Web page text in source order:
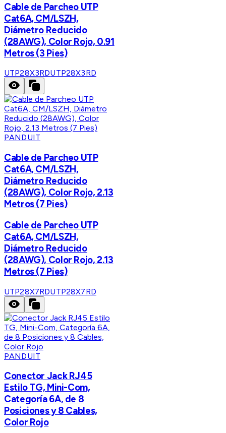
Cable de Parcheo UTP
Cat6A, CM/LSZH,
Diámetro Reducido
(28AWG), Color Rojo, 0.91
Metros (3 Pies)
UTP28X3RDUTP28X3RD
PANDUIT
Cable de Parcheo UTP
Cat6A, CM/LSZH,
Diámetro Reducido
(28AWG), Color Rojo, 2.13
Metros (7 Pies)
Cable de Parcheo UTP
Cat6A, CM/LSZH,
Diámetro Reducido
(28AWG), Color Rojo, 2.13
Metros (7 Pies)
UTP28X7RDUTP28X7RD
PANDUIT
Conector Jack RJ45
Estilo TG, Mini-Com,
Categoría 6A, de 8
Posiciones y 8 Cables,
Color Rojo